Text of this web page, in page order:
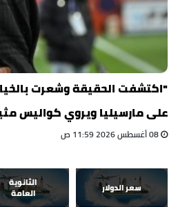
"اكتشفت الحقيقة وشعرت
على مارسيليا ويروي كواليس
سعر الدولار
الثانوية
العامة